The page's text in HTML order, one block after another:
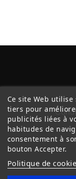
Ce site Web
tiers pour
publicités liées à
habitudes de
consentement à
bouton Accepter.
Politique de